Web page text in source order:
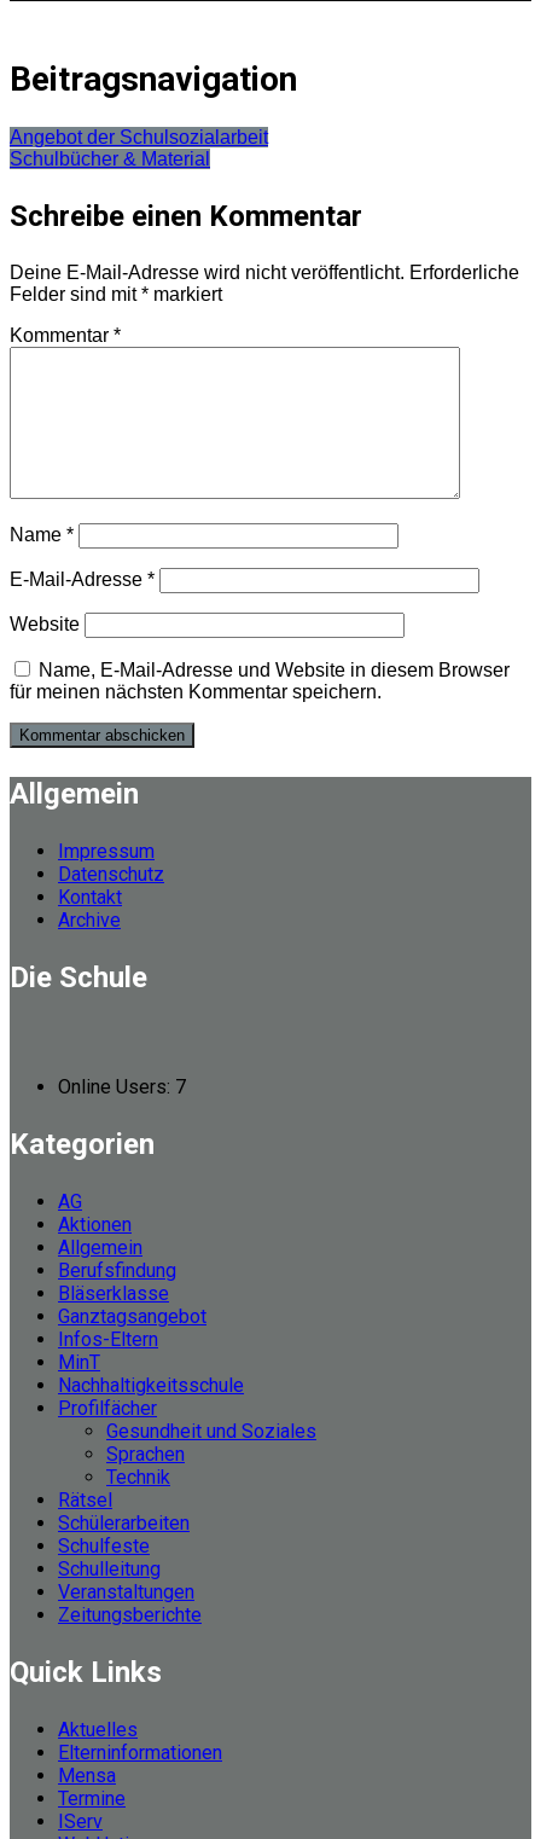
Beitragsnavigation
Angebot der Schulsozialarbeit
Schulbücher & Material
Schreibe einen Kommentar
Deine E-Mail-Adresse wird nicht veröffentlicht. Erforderliche
Felder sind mit* markiert
Kommentar *
Name *
E-Mail-Adresse *
Website
Name, E-Mail-Adresse und Website in diesem Browser
für meinen nächsten Kommentar speichern.
Allgemein
Impressum
Datenschutz
Kontakt
Archive
Die Schule
Online Users: 7
Kategorien
AG
Aktionen
Allgemein
Berufsfindung
Bläserklasse
Ganztagsangebot
Infos-Eltern
MinT
Nachhaltigkeitsschule
Profilfächer
Gesundheit und Soziales
Sprachen
Technik
Rätsel
Schülerarbeiten
Schulfeste
Schulleitung
Veranstaltungen
Zeitungsberichte
Quick Links
Aktuelles
Elterninformationen
Mensa
Termine
IServ